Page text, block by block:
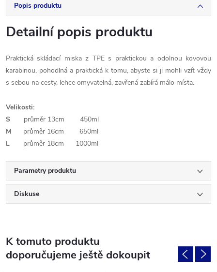
Popis produktu
Detailní popis produktu
Praktická skládací miska z TPE s praktickou a odolnou kovovou
karabinou, pohodlná a praktická k tomu, abyste si ji mohli vzít vždy
s sebou na cesty, lehce omyvatelná, zavřená zabírá málo místa.
Velikosti:
S
průměr 13cm 450ml
M průměr 16cm 650ml
L průměr 18cm 1000ml
Parametry produktu
Diskuse
K tomuto produktu
doporučujeme ještě dokoupit